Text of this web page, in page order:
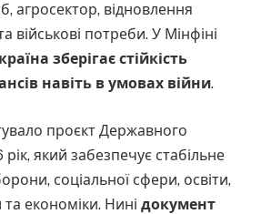
агросектор, відновлення
військові потреби. У Мінфіні
країна зберігає стійкість
навіть в умовах війни.
проєкт Державного
який забезпечує стабільне
соціальної сфери, освіти,
економіки. Нині документ